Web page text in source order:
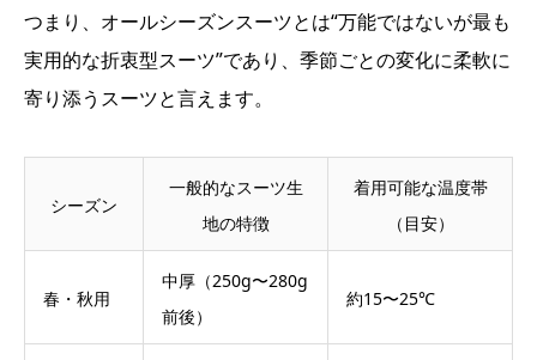
つまり、オールシーズンスーツとは“万能ではないが最も
実用的な折衷型スーツ”であり、季節ごとの変化に柔軟に
寄り添うスーツと言えます。
シーズン
一般的なスーツ生
地の特徴
着用可能な温度帯
（目安）
春・秋用
中厚（250g〜280g
前後）
約15〜25℃